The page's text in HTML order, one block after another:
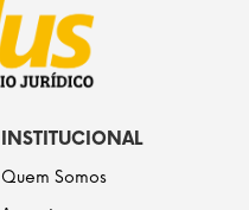
INSTITUCIONAL
Quem Somos